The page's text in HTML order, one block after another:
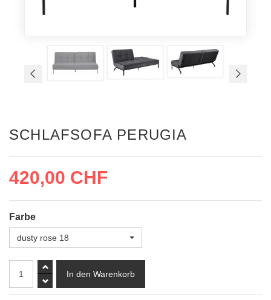
SCHLAFSOFA PERUGIA
420,00 CHF
Farbe
dusty rose 18